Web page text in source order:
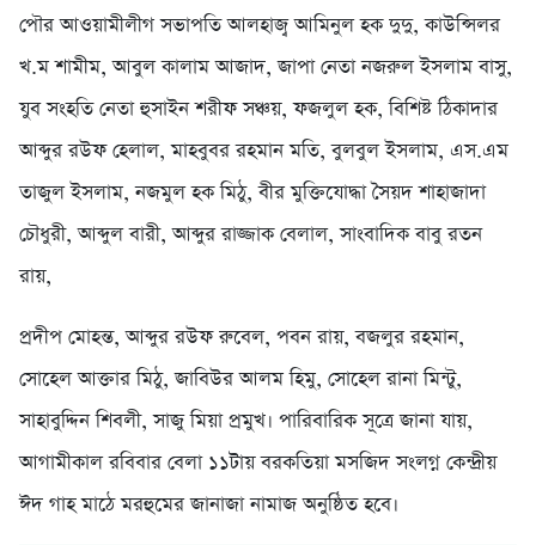
পৌর আওয়ামীলীগ সভাপতি আলহাজ্ব আমিনুল হক দুদু, কাউন্সিলর
খ.ম শামীম, আবুল কালাম আজাদ, জাপা নেতা নজরুল ইসলাম বাসু,
যুব সংহতি নেতা হুসাইন শরীফ সঞ্চয়, ফজলুল হক, বিশিষ্ট ঠিকাদার
আব্দুর রউফ হেলাল, মাহবুবর রহমান মতি, বুলবুল ইসলাম, এস.এম
তাজুল ইসলাম, নজমুল হক মিঠু, বীর মুক্তিযোদ্ধা সৈয়দ শাহাজাদা
চৌধুরী, আব্দুল বারী, আব্দুর রাজ্জাক বেলাল, সাংবাদিক বাবু রতন
রায়,
প্রদীপ মোহন্ত, আব্দুর রউফ রুবেল, পবন রায়, বজলুর রহমান,
সোহেল আক্তার মিঠু, জাবিউর আলম হিমু, সোহেল রানা মিন্টু,
সাহাবুদ্দিন শিবলী, সাজু মিয়া প্রমুখ। পারিবারিক সূত্রে জানা যায়,
আগামীকাল রবিবার বেলা ১১টায় বরকতিয়া মসজিদ সংলগ্ন কেন্দ্রীয়
ঈদ গাহ মাঠে মরহুমের জানাজা নামাজ অনুষ্ঠিত হবে।